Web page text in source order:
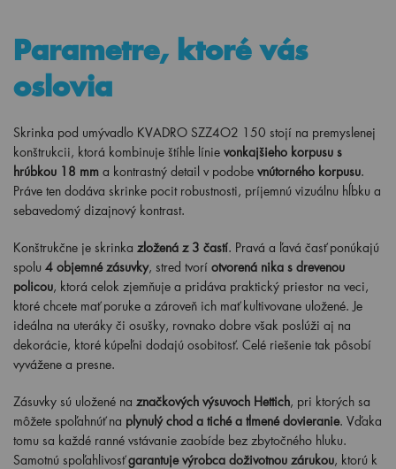
Parametre, ktoré vás
oslovia
Skrinka pod umývadlo KVADRO SZZ4O2 150 stojí na premyslenej
konštrukcii, ktorá kombinuje štíhle línie vonkajšieho korpusu s
hrúbkou 18 mm a kontrastný detail v podobe vnútorného korpusu.
Práve ten dodáva skrinke pocit robustnosti, príjemnú vizuálnu hĺbku a
sebavedomý dizajnový kontrast.
Konštrukčne je skrinka zložená z 3 častí. Pravá a ľavá časť ponúkajú
spolu 4 objemné zásuvky, stred tvorí otvorená nika s drevenou
policou, ktorá celok zjemňuje a pridáva praktický priestor na veci,
ktoré chcete mať poruke a zároveň ich mať kultivovane uložené. Je
ideálna na uteráky či osušky, rovnako dobre však poslúži aj na
dekorácie, ktoré kúpeľni dodajú osobitosť. Celé riešenie tak pôsobí
vyvážene a presne.
Zásuvky sú uložené na značkových výsuvoch Hettich, pri ktorých sa
môžete spoľahnúť na plynulý chod a tiché a tlmené dovieranie. Vďaka
tomu sa každé ranné vstávanie zaobíde bez zbytočného hluku.
Samotnú spoľahlivosť garantuje výrobca doživotnou zárukou, ktorú k